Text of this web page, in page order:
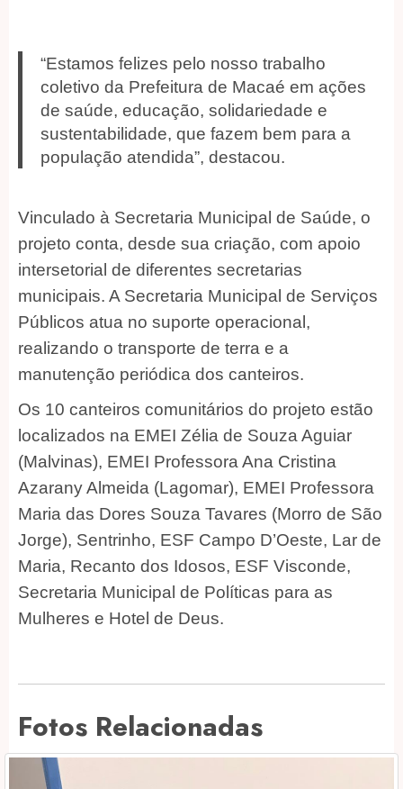
“Estamos felizes pelo nosso trabalho
coletivo da Prefeitura de Macaé em ações
de saúde, educação, solidariedade e
sustentabilidade, que fazem bem para a
população atendida”, destacou.
Vinculado à Secretaria Municipal de Saúde, o
projeto conta, desde sua criação, com apoio
intersetorial de diferentes secretarias
municipais. A Secretaria Municipal de Serviços
Públicos atua no suporte operacional,
realizando o transporte de terra e a
manutenção periódica dos canteiros.
Os 10 canteiros comunitários do projeto estão
localizados na EMEI Zélia de Souza Aguiar
(Malvinas), EMEI Professora Ana Cristina
Azarany Almeida (Lagomar), EMEI Professora
Maria das Dores Souza Tavares (Morro de São
Jorge), Sentrinho, ESF Campo D’Oeste, Lar de
Maria, Recanto dos Idosos, ESF Visconde,
Secretaria Municipal de Políticas para as
Mulheres e Hotel de Deus.
Fotos Relacionadas